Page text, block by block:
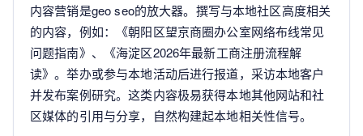
内容营销是geo seo的放大器。撰写与本地社区高度相关
的内容，例如：《朝阳区望京商圈办公室网络布线常见
问题指南》、《海淀区2026年最新工商注册流程解
读》。举办或参与本地活动后进行报道，采访本地客户
并发布案例研究。这类内容极易获得本地其他网站和社
区媒体的引用与分享，自然构建起本地相关性信号。